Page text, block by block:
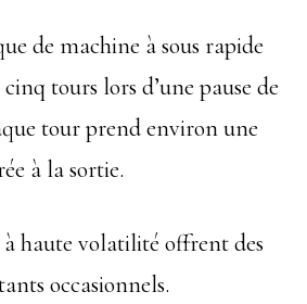
de machine à sous rapide
tours lors d’une pause de
tour prend environ une
à la sortie.
à haute volatilité offrent des
occasionnels.